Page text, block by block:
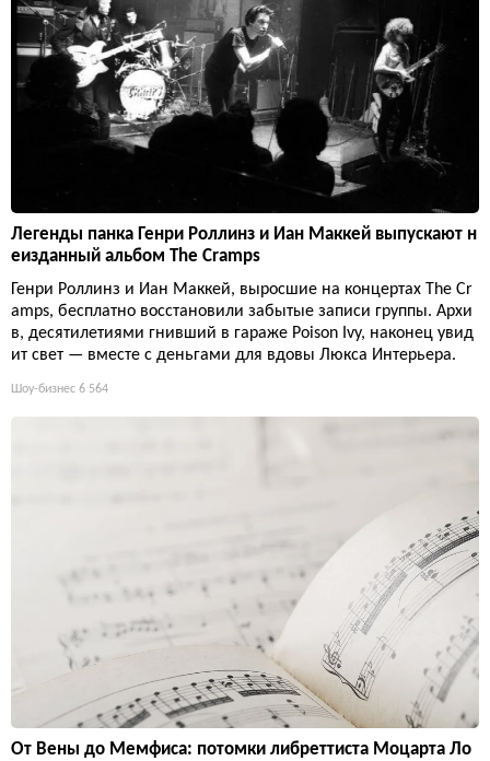
Легенды панка Генри Роллинз и Иан Маккей выпускают н
еизданный альбом The Cramps
Генри Роллинз и Иан Маккей, выросшие на концертах The Cr
amps, бесплатно восстановили забытые записи группы. Архи
в, десятилетиями гнивший в гараже Poison Ivy, наконец увид
ит свет — вместе с деньгами для вдовы Люкса Интерьера.
Шоу-бизнес 6 564
От Вены до Мемфиса: потомки либреттиста Моцарта Ло